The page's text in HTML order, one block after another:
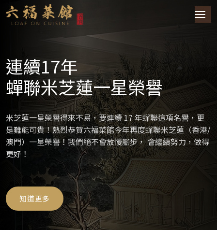
連續17年
蟬聯米芝蓮一星榮譽
米芝蓮一星榮譽得來不易，要連續 17 年蟬聯這項名譽，更
是難能可貴！熱烈恭賀六福菜館今年再度蟬聯米芝蓮（香港/
澳門）一星榮譽！我們絕不會放慢腳步， 會繼續努力，做得
更好！
知道更多